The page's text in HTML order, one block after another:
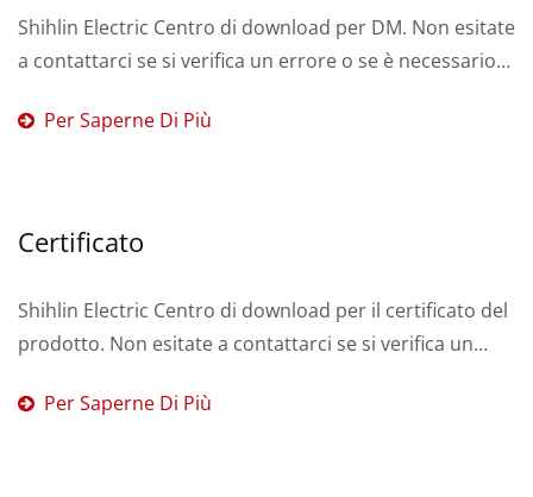
Shihlin Electric Centro di download per DM. Non esitate
a contattarci se si verifica un errore o se è necessario
Per Saperne Di Più
Certificato
Shihlin Electric Centro di download per il certificato del
prodotto. Non esitate a contattarci se si verifica un
Per Saperne Di Più